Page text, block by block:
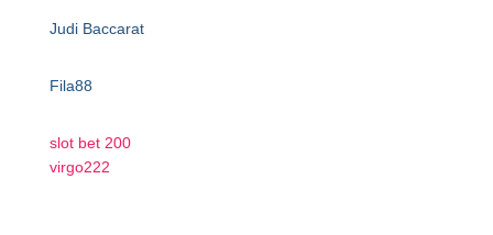
Judi Baccarat
Fila88
slot bet 200
virgo222